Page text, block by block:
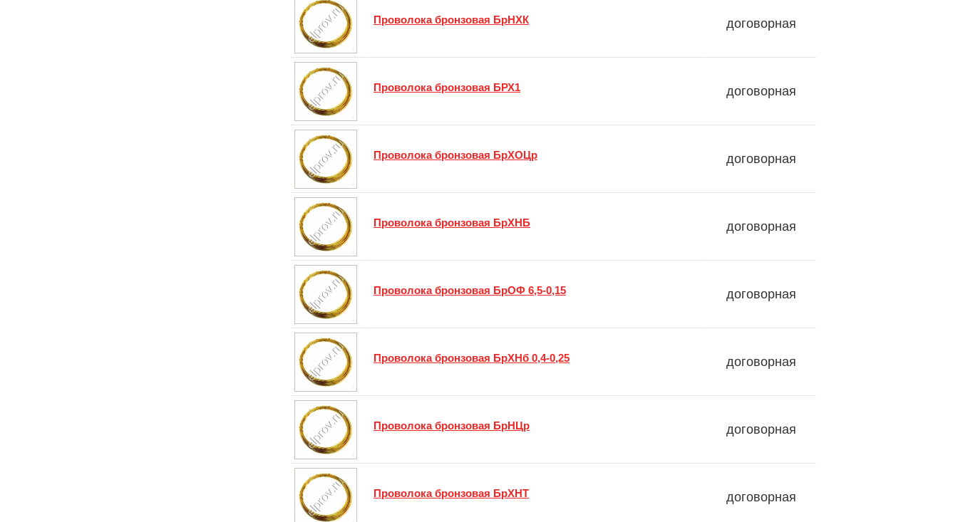
Проволока бронзовая БрНХК договорная
Проволока бронзовая БРХ1 договорная
Проволока бронзовая БрХОЦр договорная
Проволока бронзовая БрХНБ договорная
Проволока бронзовая БрОФ 6,5-0,15 договорная
Проволока бронзовая БрХНб 0,4-0,25 договорная
Проволока бронзовая БрНЦр договорная
Проволока бронзовая БрХНТ договорная